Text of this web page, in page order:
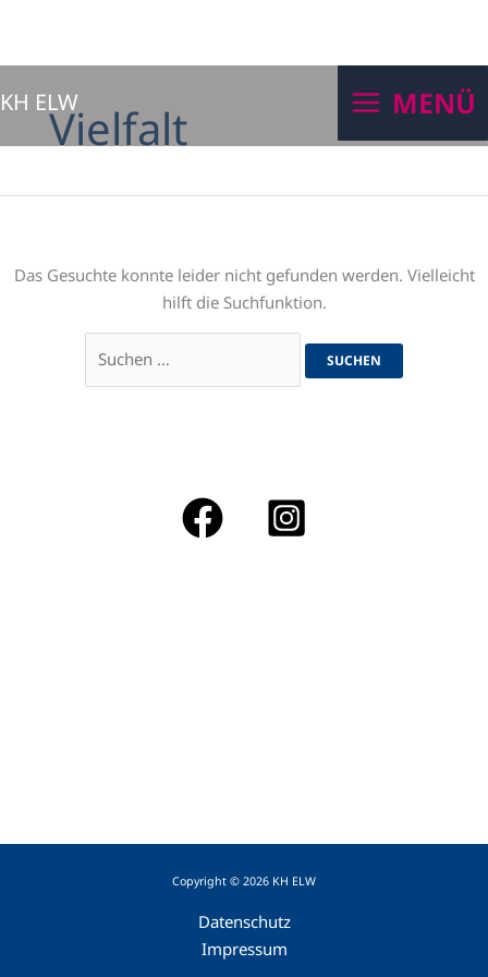
Inhalt
springen
KH ELW MENÜ
Vielfalt
Das Gesuchte konnte leider nicht gefunden werden. Vielleicht
hilft die Suchfunktion.
Copyright © 2026 KH ELW
Datenschutz
Impressum